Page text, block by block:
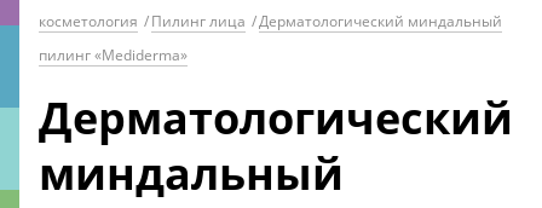
косметология /Пилинг лица /Дерматологический миндальный
пилинг «Mediderma»
Дерматологический
миндальный